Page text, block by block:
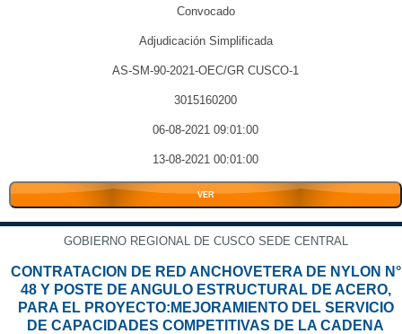
Convocado
Adjudicación Simplificada
AS-SM-90-2021-OEC/GR CUSCO-1
3015160200
06-08-2021 09:01:00
13-08-2021 00:01:00
VER
GOBIERNO REGIONAL DE CUSCO SEDE CENTRAL
CONTRATACION DE RED ANCHOVETERA DE NYLON N°
48 Y POSTE DE ANGULO ESTRUCTURAL DE ACERO,
PARA EL PROYECTO:MEJORAMIENTO DEL SERVICIO
DE CAPACIDADES COMPETITIVAS DE LA CADENA